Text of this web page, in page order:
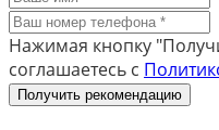
Нажимая кнопку
соглашаетесь с
Получить рекомендацию